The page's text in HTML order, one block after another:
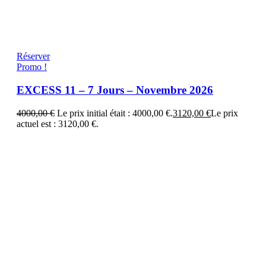
Réserver
Promo !
EXCESS 11 – 7 Jours – Novembre 2026
4000,00€ Le prix initial était : 4000,00 €.3120,00 €Le prix
actuel est : 3120,00 €.